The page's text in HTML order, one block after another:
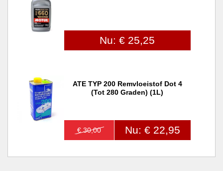
Nu: € 25,25
ATE TYP 200 Remvloeistof Dot 4
(tot 280 Graden) (1L)
€ 30,00 Nu: € 22,95